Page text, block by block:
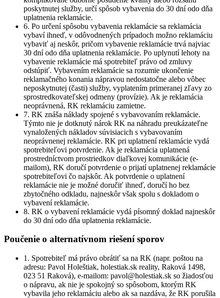
poskytnutej služby, určí spôsob vybavenia do 30 dní odo dňa
uplatnenia reklamácie.
6. Po určení spôsobu vybavenia reklamácie sa reklamácia
vybaví ihneď, v odôvodnených prípadoch možno reklamáciu
vybaviť aj neskôr, pričom vybavenie reklamácie trvá najviac
30 dní odo dňa uplatnenia reklamácie. Po uplynutí lehoty na
vybavenie reklamácie má spotrebiteľ právo od zmluvy
odstúpiť. Vybavením reklamácie sa rozumie ukončenie
reklamačného konania nápravou nedostatočne alebo vôbec
neposkytnutej (časti) služby, vyplatením primeranej zľavy zo
sprostredkovateľskej odmeny (provízie). Ak je reklamácia
neoprávnená, RK reklamáciu zamietne.
7. RK znáša náklady spojené s vybavovaním reklamácie.
Týmto nie je dotknutý nárok RK na náhradu preukázateľne
vynaložených nákladov súvisiacich s vybavovaním
neoprávnenej reklamácie. RK pri uplatnení reklamácie vydá
spotrebiteľovi potvrdenie. Ak je reklamácia uplatnená
prostredníctvom prostriedkov diaľkovej komunikácie (e-
mailom), RK doručí potvrdenie o prijatí uplatnenej reklamácie
spotrebiteľovi čo najskôr. Ak potvrdenie o uplatnení
reklamácie nie je možné doručiť ihneď, doručí ho bez
zbytočného odkladu, najneskôr však spolu s dokladom o
vybavení reklamácie.
8. RK o vybavení reklamácie vydá písomný doklad najneskôr
do 30 dní odo dňa uplatnenia reklamácie.
Poučenie o alternatívnom riešení sporov
1. Spotrebiteľ má právo obrátiť sa na RK (napr. poštou na
adresu: Pavol Holeštiak, holestiak.sk reality, Raková 1498,
023 51 Raková), e-mailom: pavol@holestiak.sk so žiadosťou
o nápravu, ak nie je spokojný so spôsobom, ktorým RK
vybavila jeho reklamáciu alebo ak sa nazdáva, že RK porušila